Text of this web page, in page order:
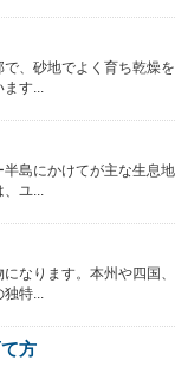
、砂地でよく育ち乾燥
ます...
島にかけてが主な生息
、ユ...
なります。本州や四国
独特...
方